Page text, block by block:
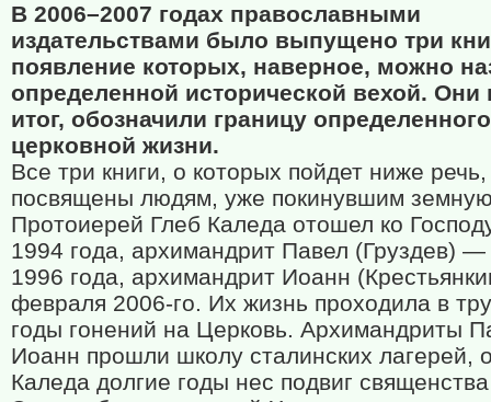
В 2006–2007 годах православными
издательствами было выпущено три
появление которых, наверное, можно
определенной исторической вехой. Они
итог, обозначили границу
церковной жизни.
Все три книги, о которых пойдет ниже речь,
посвящены людям, уже покинувшим
Протоиерей Глеб Каледа отошел ко
1994 года, архимандрит Павел (Груздев) —
1996 года, архимандрит Иоанн
февраля 2006-го. Их жизнь проходила в
годы гонений на Церковь. Архимандриты
Иоанн прошли школу сталинских лагерей,
Каледа долгие годы нес подвиг